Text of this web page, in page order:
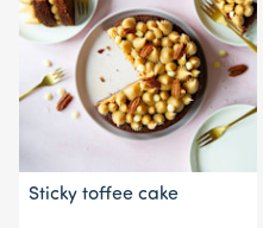
Sticky toffee cake